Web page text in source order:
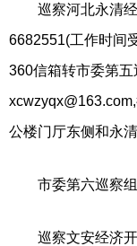
巡察河北永清经
6682551(工作时间
360信箱转市委第五
xcwzyqx@163.com
公楼门厅东侧和永
市委第六巡察组
巡察文安经济开